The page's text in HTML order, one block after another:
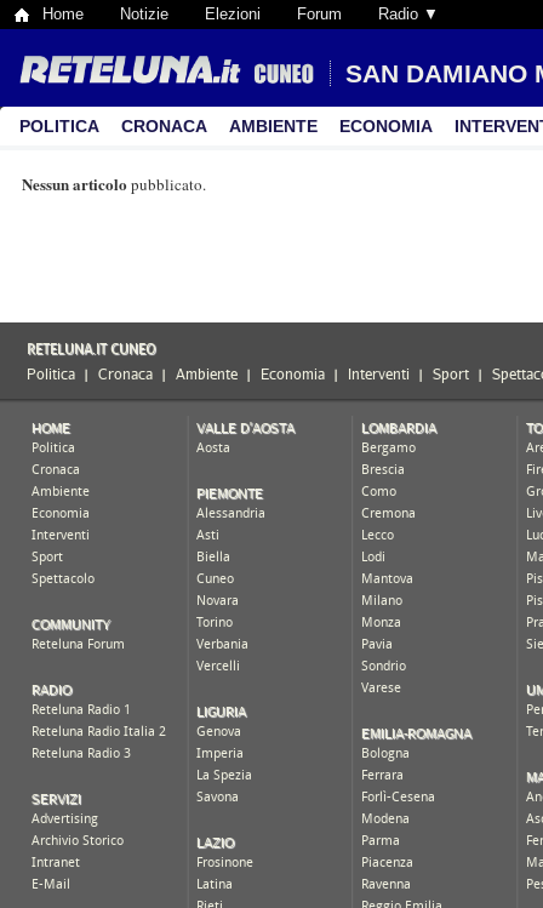
Home Notizie Elezioni Forum Radio ▼
SAN DAMIANO
POLITICA CRONACA AMBIENTE ECONOMIA
Nessun articolo pubblicato.